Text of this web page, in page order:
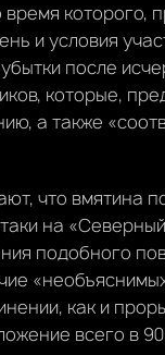
которого,
и условия
после
которые,
а также
что вмятина
на
подобного
как и
всего в